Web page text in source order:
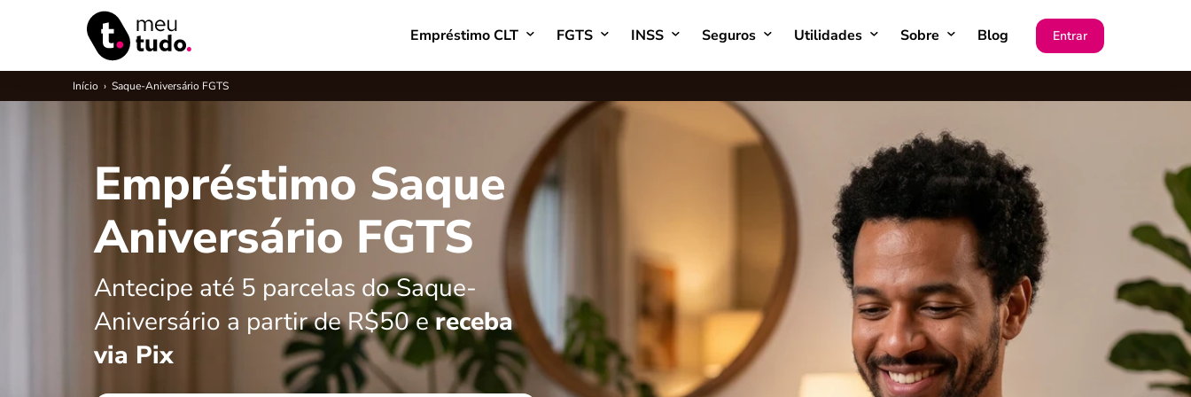
Empréstimo CLT FGTS INSS Seguros Utilidades Sobre Blog Entrar
Início › Saque-Aniversário FGTS
Empréstimo Saque
Aniversário FGTS
Antecipe até 5 parcelas do Saque-
Aniversário a partir de R$50 ereceba
via Pix